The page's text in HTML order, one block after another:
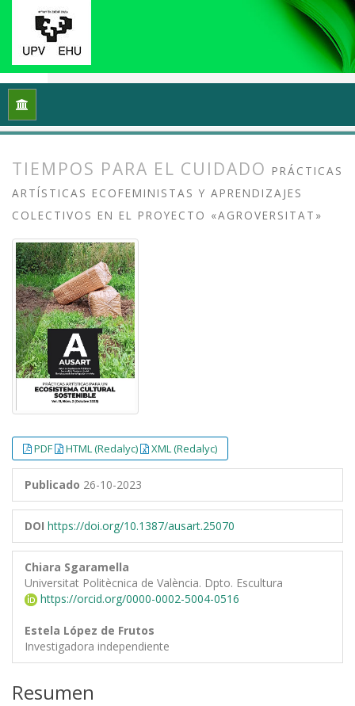
Inicio
TIEMPOS PARA EL CUIDADO PRÁCTICAS
ARTÍSTICAS ECOFEMINISTAS Y APRENDIZAJES
COLECTIVOS EN EL PROYECTO «AGROVERSITAT»
PDF HTML (Redalyc) XML (Redalyc)
Publicado 26-10-2023
DOI https://doi.org/10.1387/ausart.25070
Chiara Sgaramella
Universitat Politècnica de València. Dpto. Escultura
https://orcid.org/0000-0002-5004-0516
Estela López de Frutos
Investigadora independiente
Resumen